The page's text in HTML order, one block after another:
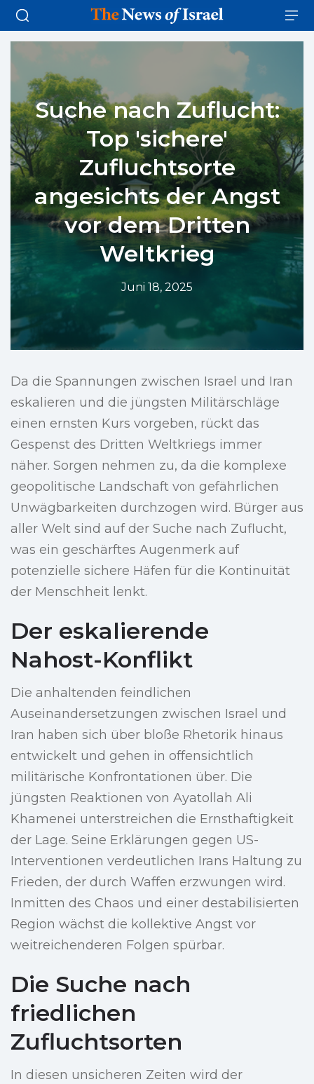
Suche nach Zuflucht:
Top 'sichere'
Zufluchtsorte
angesichts der Angst
vor dem Dritten
Weltkrieg
Juni 18, 2025
Da die Spannungen zwischen Israel und Iran
eskalieren und die jüngsten Militärschläge
einen ernsten Kurs vorgeben, rückt das
Gespenst des Dritten Weltkriegs immer
näher. Sorgen nehmen zu, da die komplexe
geopolitische Landschaft von gefährlichen
Unwägbarkeiten durchzogen wird. Bürger aus
aller Welt sind auf der Suche nach Zuflucht,
was ein geschärftes Augenmerk auf
potenzielle sichere Häfen für die Kontinuität
der Menschheit lenkt.
Der eskalierende
Nahost-Konflikt
Die anhaltenden feindlichen
Auseinandersetzungen zwischen Israel und
Iran haben sich über bloße Rhetorik hinaus
entwickelt und gehen in offensichtlich
militärische Konfrontationen über. Die
jüngsten Reaktionen von Ayatollah Ali
Khamenei unterstreichen die Ernsthaftigkeit
der Lage. Seine Erklärungen gegen US-
Interventionen verdeutlichen Irans Haltung zu
Frieden, der durch Waffen erzwungen wird.
Inmitten des Chaos und einer destabilisierten
Region wächst die kollektive Angst vor
weitreichenderen Folgen spürbar.
Die Suche nach
friedlichen
Zufluchtsorten
In diesen unsicheren Zeiten wird der